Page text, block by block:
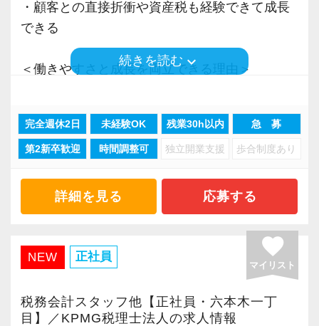
・顧客との直接折衝や資産税も経験できて成長
できる
＜働きやすさと成長を両立できる理由＞
・顧客対応や提案業務に集中可能
・資産税や相続など専門性の高い案件あり
・経験値が自然と積み上がる環境
・有給取得率90％以上
・繁忙期も月30～40h程度
・男性の育休取得率100％
続きを読むkeyboard_arrow_down
完全週休2日 未経験OK 残業30h以内 急 募
第2新卒歓迎 時間調整可 独立開業支援 歩合制度あり
詳細を見る 応募する
NEW 正社員 favorite
マイリスト
税務会計スタッフ他【正社員・六本木一丁
目】／KPMG税理士法人の求人情報